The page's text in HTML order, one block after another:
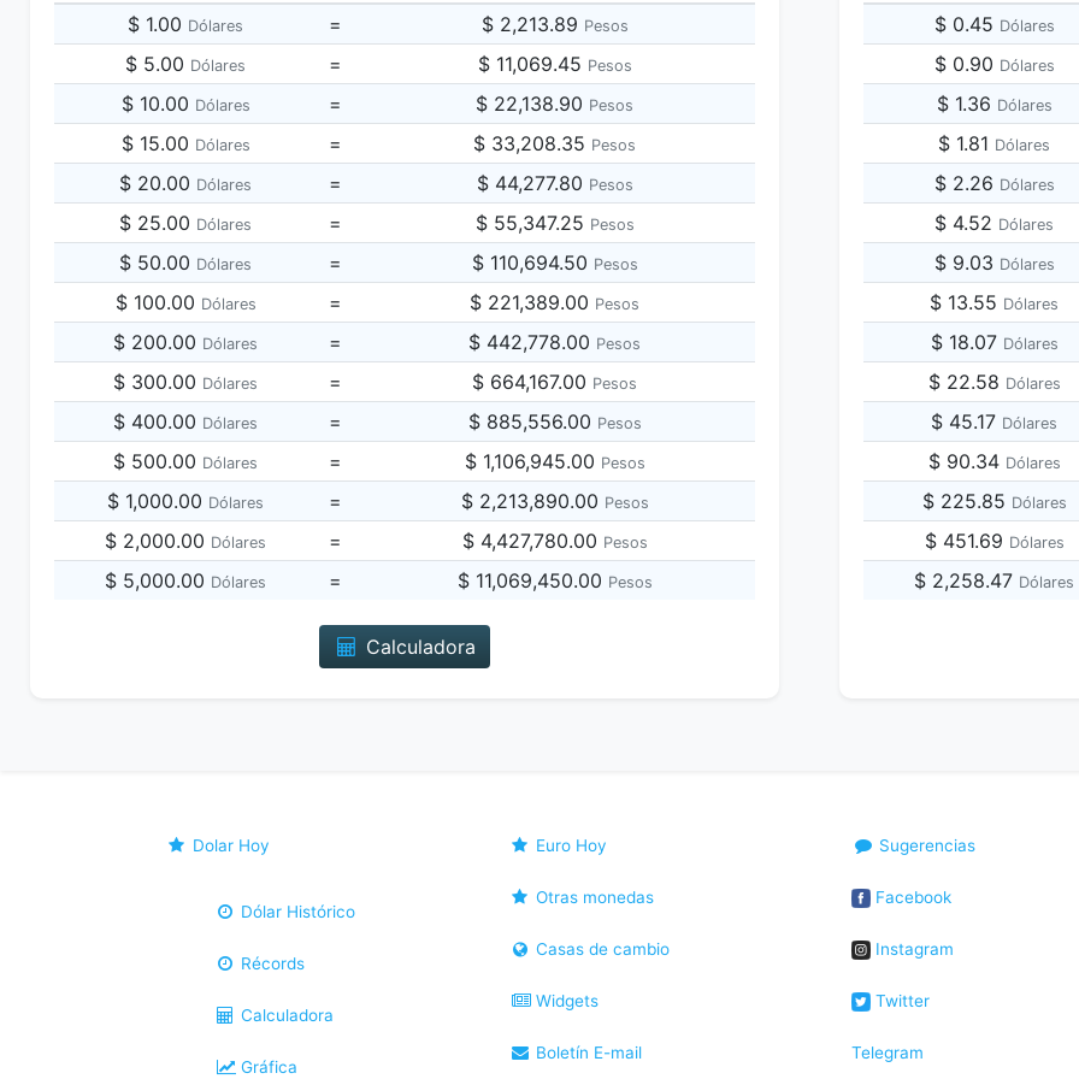
$ 1.00 Dólares = $ 2,213.89 Pesos
$ 5.00 Dólares = $ 11,069.45 Pesos
$ 10.00 Dólares = $ 22,138.90 Pesos
$ 15.00 Dólares = $ 33,208.35 Pesos
$ 20.00 Dólares = $ 44,277.80 Pesos
$ 25.00 Dólares = $ 55,347.25 Pesos
$ 50.00 Dólares = $ 110,694.50 Pesos
$ 100.00 Dólares = $ 221,389.00 Pesos
$ 200.00 Dólares = $ 442,778.00 Pesos
$ 300.00 Dólares = $ 664,167.00 Pesos
$ 400.00 Dólares = $ 885,556.00 Pesos
$ 500.00 Dólares = $ 1,106,945.00 Pesos
$ 1,000.00 Dólares = $ 2,213,890.00 Pesos
$ 2,000.00 Dólares = $ 4,427,780.00 Pesos
$ 5,000.00 Dólares = $ 11,069,450.00 Pesos
Calculadora
$ 0.45 Dólares
$ 0.90 Dólares
$ 1.36 Dólares
$ 1.81 Dólares
$ 2.26 Dólares
$ 4.52 Dólares
$ 9.03 Dólares
$ 13.55 Dólares
$ 18.07 Dólares
$ 22.58 Dólares
$ 45.17 Dólares
$ 90.34 Dólares
$ 225.85 Dólares
$ 451.69 Dólares
$ 2,258.47 Dólares
Dolar Hoy
Dólar Histórico
Récords
Calculadora
Gráfica
Euro Hoy
Otras monedas
Casas de cambio
Widgets
Boletín E-mail
Sugerencias
Facebook
Instagram
Twitter
Telegram